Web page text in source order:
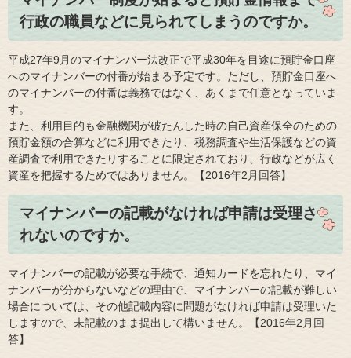
行政の職員などに見られてしまうのですか。
平成27年9月のマイナンバー法改正で平成30年を目途に預貯金口座
へのマイナンバーの付番が始まる予定です。ただし、預貯金口座へ
のマイナンバーの付番は義務ではなく、あくまで任意となっていま
す。
また、利用目的も金融機関が破たんした時の自己資産保全のための
預貯金額の合算などに利用できたり、税務調査や生活保護などの資
産調査で利用できたりすることに限定されており、行政などが広く
資産を把握するためではありません。【2016年2月回答】
マイナンバーの記載がなければ申請は受理さ
れないのですか。
マイナンバーの記載が必要な手続で、通知カードを忘れたり、マイ
ナンバーが分からないなどの理由で、マイナンバーの記載が難しい
場合については、その他記載内容に問題がなければ申請は受理いた
しますので、未記載のまま提出して構いません。【2016年2月回
答】